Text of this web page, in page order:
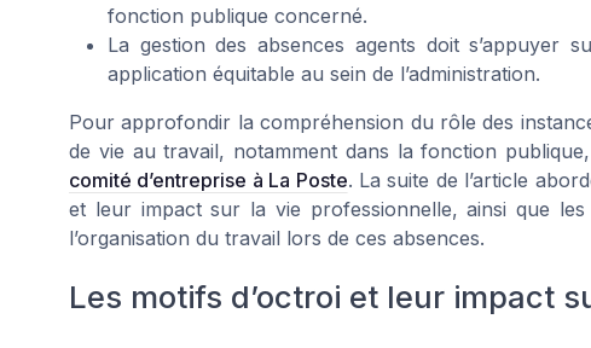
fonction publique concerné.
La gestion des absences agents doit s’appuyer
application équitable au sein de l’administration.
Pour approfondir la compréhension du rôle des
de vie au travail, notamment dans la fonction
comité d’entreprise à La Poste. La suite de l’article
et leur impact sur la vie professionnelle, ainsi que
l’organisation du travail lors de ces absences.
Les motifs d’octroi et leur impact